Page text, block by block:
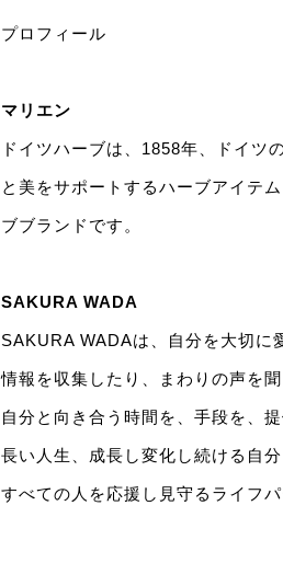
プロフィール
マリエン
ドイツハーブは、1858年、ドイツ
と美をサポートするハーブアイテ
ブブランドです。
SAKURA WADA
SAKURA WADAは、自分を大切に
情報を収集したり、まわりの声を
自分と向き合う時間を、手段を、提
長い人生、成長し変化し続ける自
すべての人を応援し見守るライフパ